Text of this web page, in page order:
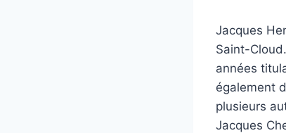
Jacques
Saint-
années
également
plusieurs
Jacques